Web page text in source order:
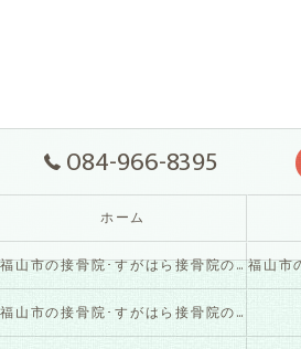
084-966-8395
ホーム
福山市の接骨院･すがはら接骨院の口コミ情報
福山市の接骨院･すがはら接骨院のお客様の声